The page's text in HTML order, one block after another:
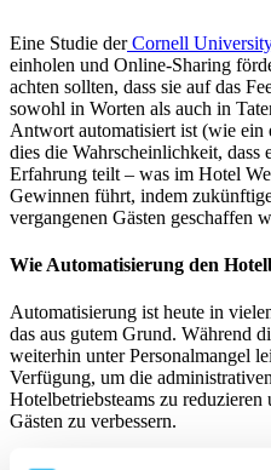
Eine Studie derCornell
einholen und Online-Sharing
achten sollten, dass sie auf das
sowohl in Worten als auch in
Antwort automatisiert ist (wie ein
dies die Wahrscheinlichkeit, dass
Erfahrung teilt – was im Hotel
Gewinnen führt, indem
vergangenen Gästen geschaffen
Wie Automatisierung den
Automatisierung ist heute in
das aus gutem Grund. Während
weiterhin unter Personalmangel
Verfügung, um die
Hotelbetriebsteams zu
Gästen zu verbessern.